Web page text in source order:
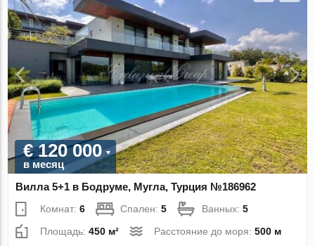
€ 120 000
в месяц
Вилла 5+1 в Бодруме, Мугла, Турция №186962
Комнат:6 Спален:5 Ванных:5
Площадь:450 м² Расстояние до моря:500 м